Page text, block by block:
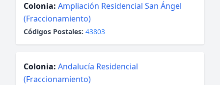
Colonia: Ampliación Residencial San Ángel
(Fraccionamiento)
Códigos Postales: 43803
Colonia: Andalucía Residencial
(Fraccionamiento)